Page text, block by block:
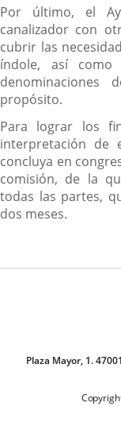
Por último, el
canalizador con
cubrir las
índole, así como
propósito.
Para lograr los
interpretación de
concluya en
comisión, de la
todas las partes,
dos meses.
Plaza Mayor, 1.